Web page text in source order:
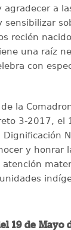
agradecer a
sensibilizar
recién
una raíz
con
la
3-2017, el
y honrar
19 de Mayo